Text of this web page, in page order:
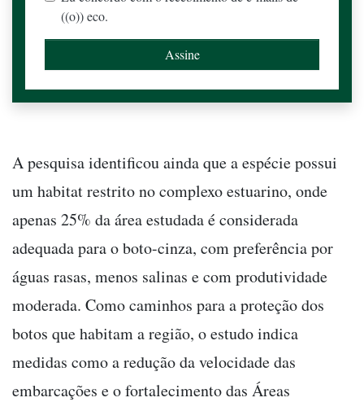
((o)) eco.
A pesquisa identificou ainda que a espécie possui
um habitat restrito no complexo estuarino, onde
apenas 25% da área estudada é considerada
adequada para o boto-cinza, com preferência por
águas rasas, menos salinas e com produtividade
moderada. Como caminhos para a proteção dos
botos que habitam a região, o estudo indica
medidas como a redução da velocidade das
embarcações e o fortalecimento das Áreas